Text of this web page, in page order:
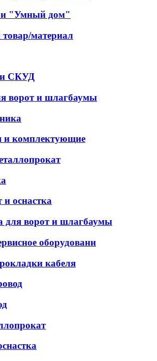
и "Умный дом"
материал
СКУД
ворот и шлагбаумы
и комплектующие
и оснастка
для ворот и шлагбаумы
оборудовани
кабеля